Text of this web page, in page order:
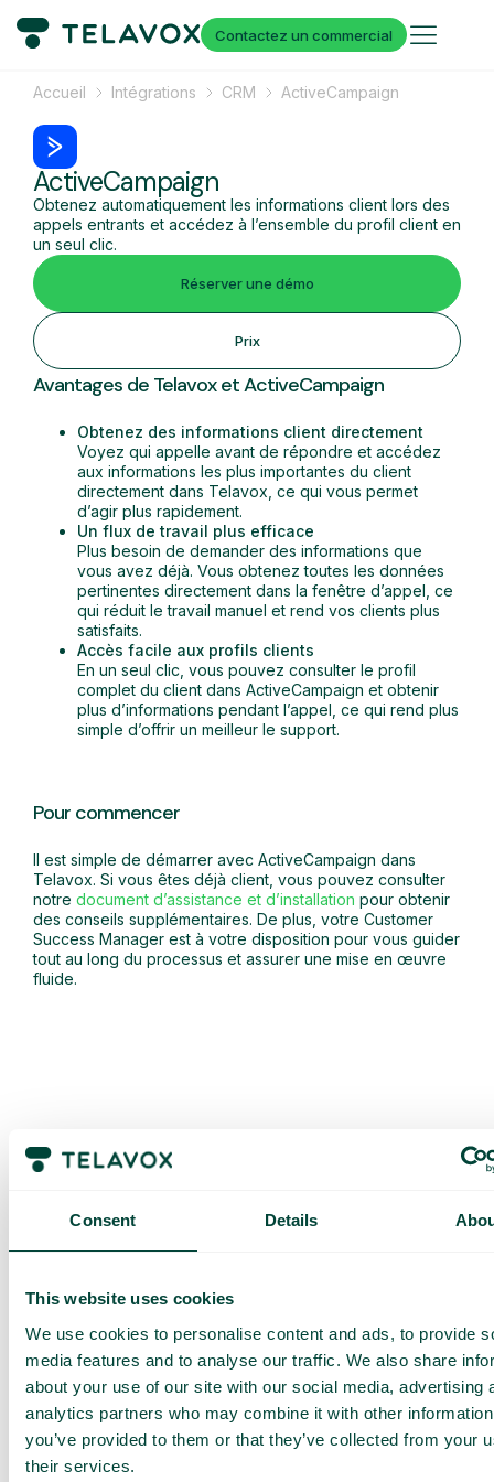
Consent Details
This website uses cookies
We use cookies to personalise content and ads, to provide
media features and to analyse our traffic. We also share
about your use of our site with our social media, advertising
analytics partners who may combine it with other
you’ve provided to them or that they’ve collected from your
their services.
Contactez un commercial
Accueil Intégrations CRM ActiveCampaign
ActiveCampaign
Obtenez automatiquement les informations client lors des
appels entrants et accédez à l’ensemble du profil client en
un seul clic.
Réserver une démo
Prix
Avantages de Telavox et ActiveCampaign
Obtenez des informations client directement
Voyez qui appelle avant de répondre et accédez
aux informations les plus importantes du client
directement dans Telavox, ce qui vous permet
d’agir plus rapidement.
Un flux de travail plus efficace
Plus besoin de demander des informations que
vous avez déjà. Vous obtenez toutes les données
pertinentes directement dans la fenêtre d’appel, ce
qui réduit le travail manuel et rend vos clients plus
satisfaits.
Accès facile aux profils clients
En un seul clic, vous pouvez consulter le profil
complet du client dans ActiveCampaign et obtenir
plus d’informations pendant l’appel, ce qui rend plus
simple d’offrir un meilleur le support.
Pour commencer
Il est simple de démarrer avec ActiveCampaign dans
Telavox. Si vous êtes déjà client, vous pouvez consulter
notre document d’assistance et d’installation pour obtenir
des conseils supplémentaires. De plus, votre Customer
Success Manager est à votre disposition pour vous guider
tout au long du processus et assurer une mise en œuvre
fluide.
Obtenez une
devis
personnalisés
Présentation de nos
services
Devis adapté à votre
entreprise
Découvrez ce que